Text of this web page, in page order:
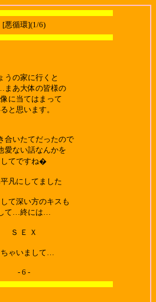
[悪循環](1/6)
うの家に行くと
まあ大体の皆様の
に当てはまって
と思います。
合いたてだったので
愛ない話なんかを
してですね�
凡にしてました
て深い方のキスも
て…終には…
Ｓ Ｅ Ｘ
ちゃいまして…
- 6 -